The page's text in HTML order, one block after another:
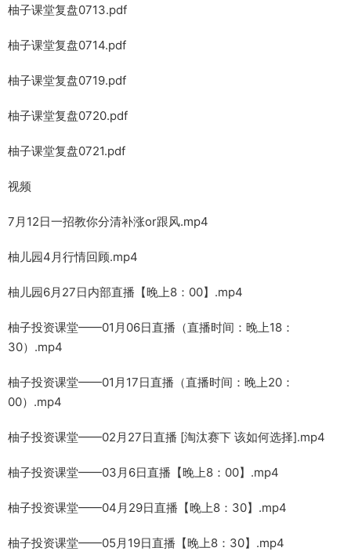
柚子课堂复盘0713.pdf
柚子课堂复盘0714.pdf
柚子课堂复盘0719.pdf
柚子课堂复盘0720.pdf
柚子课堂复盘0721.pdf
视频
7月12日一招教你分清补涨or跟风.mp4
柚儿园4月行情回顾.mp4
柚儿园6月27日内部直播【晚上8：00】.mp4
柚子投资课堂——01月06日直播（直播时间：晚上18：
30）.mp4
柚子投资课堂——01月17日直播（直播时间：晚上20：
00）.mp4
柚子投资课堂——02月27日直播 [淘汰赛下 该如何选择].mp4
柚子投资课堂——03月6日直播【晚上8：00】.mp4
柚子投资课堂——04月29日直播【晚上8：30】.mp4
柚子投资课堂——05月19日直播【晚上8：30】.mp4